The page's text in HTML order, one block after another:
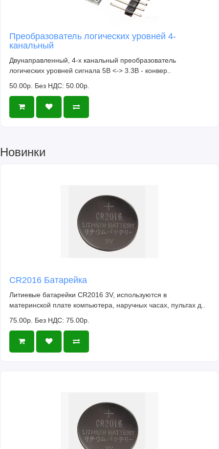
Преобразователь логических уровней 4-
канальный
Двунаправленный, 4-х канальный преобразователь
логических уровней сигнала 5В <-> 3.3В - конвер..
50.00р. Без НДС: 50.00р.
Новинки
CR2016 Батарейка
Литиевые батарейки CR2016 3V, используются в
материнской плате компьютера, наручных часах, пультах д..
75.00р. Без НДС: 75.00р.